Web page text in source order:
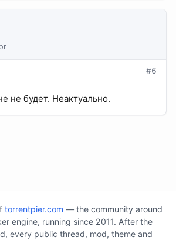
#6
не будет. Неактуально.
torrentpier.com — the community around
engine, running since 2011. After the
every public thread, mod, theme and